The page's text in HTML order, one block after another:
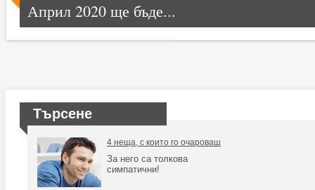
Април 2020 ще бъде...
Търсене
4 неща, с които го очароваш
За него са толкова
симпатични!